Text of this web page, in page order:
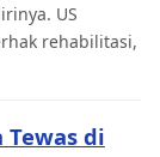
US
rehabilitasi,
Tewas di